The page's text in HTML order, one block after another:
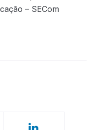
– SECom